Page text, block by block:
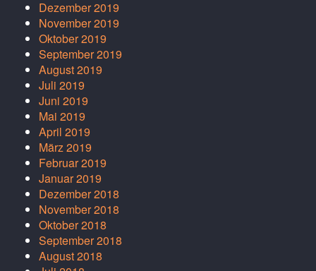
Dezember 2019
November 2019
Oktober 2019
September 2019
August 2019
Juli 2019
Juni 2019
Mai 2019
April 2019
März 2019
Februar 2019
Januar 2019
Dezember 2018
November 2018
Oktober 2018
September 2018
August 2018